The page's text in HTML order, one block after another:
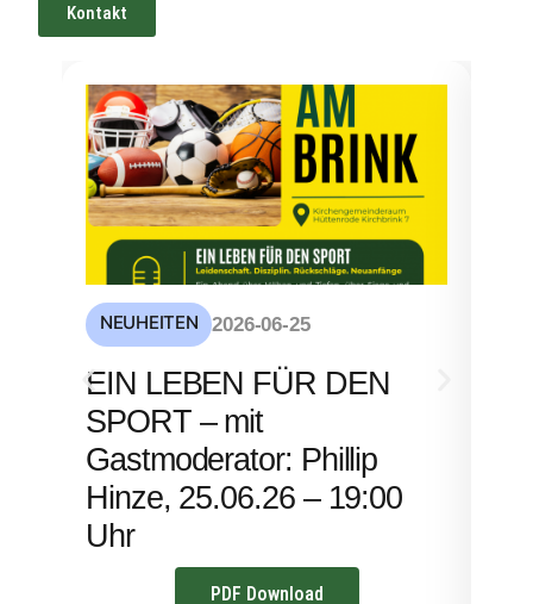
Kontakt
NEUHEITEN 2026-06-25
EIN LEBEN FÜR DEN
SPORT – mit
Gastmoderator: Phillip
Hinze, 25.06.26 – 19:00
Uhr
PDF Download